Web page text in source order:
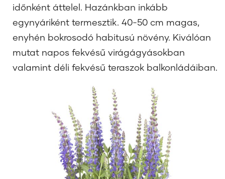
időnként áttelel. Hazánkban inkább
egynyáriként termesztik. 40-50 cm magas,
enyhén bokrosodó habitusú növény. Kiválóan
mutat napos fekvésű virágágyásokban
valamint déli fekvésű teraszok balkonládáiban.